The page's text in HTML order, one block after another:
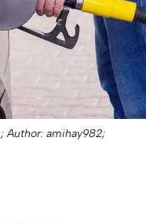
Author: amihay982;